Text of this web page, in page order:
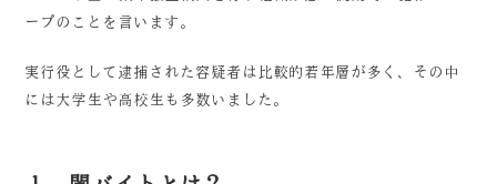
ープのことを言います。
実行役として逮捕された容疑者は比較的若年層が多く、その中
には大学生や高校生も多数いました。